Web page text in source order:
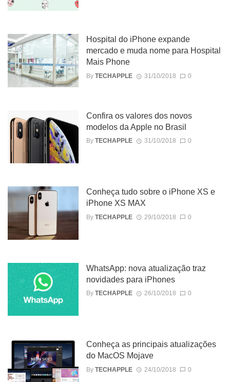
Hospital do iPhone expande
mercado e muda nome para Hospital
Mais Phone
By TECHAPPLE 31/10/2018 0
Confira os valores dos novos
modelos da Apple no Brasil
By TECHAPPLE 31/10/2018 0
Conheça tudo sobre o iPhone XS e
iPhone XS MAX
By TECHAPPLE 29/10/2018 0
WhatsApp: nova atualização traz
novidades para iPhones
By TECHAPPLE 26/10/2018 0
Conheça as principais atualizações
do MacOS Mojave
By TECHAPPLE 24/10/2018 0